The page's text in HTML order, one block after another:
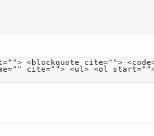
<blockquote cite=""> <code>
cite=""> <ul> <ol